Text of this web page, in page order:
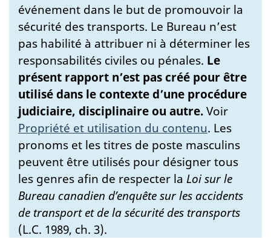
événement dans le but de promouvoir la
sécurité des transports. Le Bureau n’est
pas habilité à attribuer ni à déterminer les
responsabilités civiles ou pénales. Le
présent rapport n’est pas créé pour être
utilisé dans le contexte d’une procédure
judiciaire, disciplinaire ou autre.Voir
Propriété et utilisation du contenu. Les
pronoms et les titres de poste masculins
peuvent être utilisés pour désigner tous
les genres afin de respecter la Loi sur le
Bureau canadien d’enquête sur les accidents
de transport et de la sécurité des transports
(L.C. 1989, ch. 3).